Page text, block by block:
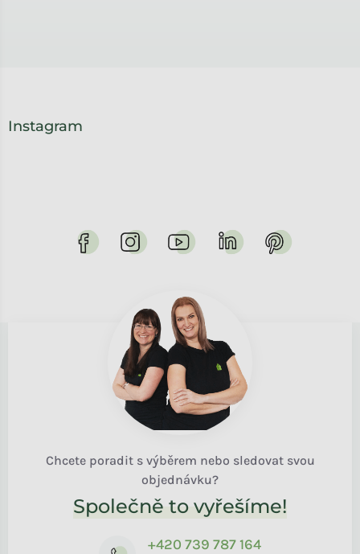
Instagram
Chcete poradit s výběrem nebo sledovat svou
objednávku?
Společně to vyřešíme!
+420 739 787 164